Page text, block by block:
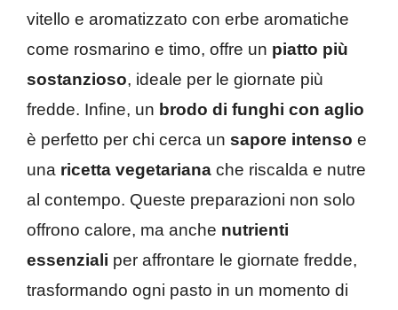
vitello e aromatizzato con erbe aromatiche
come rosmarino e timo, offre un piatto più
sostanzioso, ideale per le giornate più
fredde. Infine, un brodo di funghi con aglio
è perfetto per chi cerca un sapore intenso e
una ricetta vegetariana che riscalda e nutre
al contempo. Queste preparazioni non solo
offrono calore, ma anche nutrienti
essenziali per affrontare le giornate fredde,
trasformando ogni pasto in un momento di